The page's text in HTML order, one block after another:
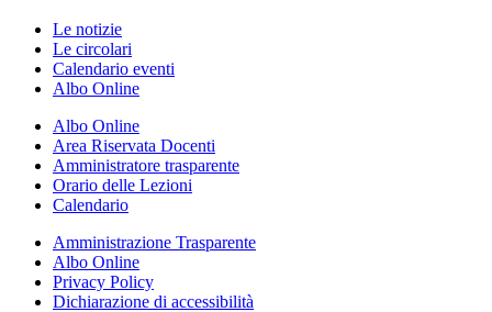
Le notizie
Le circolari
Calendario eventi
Albo Online
Albo Online
Area Riservata Docenti
Amministratore trasparente
Orario delle Lezioni
Calendario
Amministrazione Trasparente
Albo Online
Privacy Policy
Dichiarazione di accessibilità